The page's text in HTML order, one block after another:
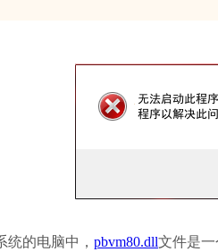
统的电脑中， pbvm80.dll文件是